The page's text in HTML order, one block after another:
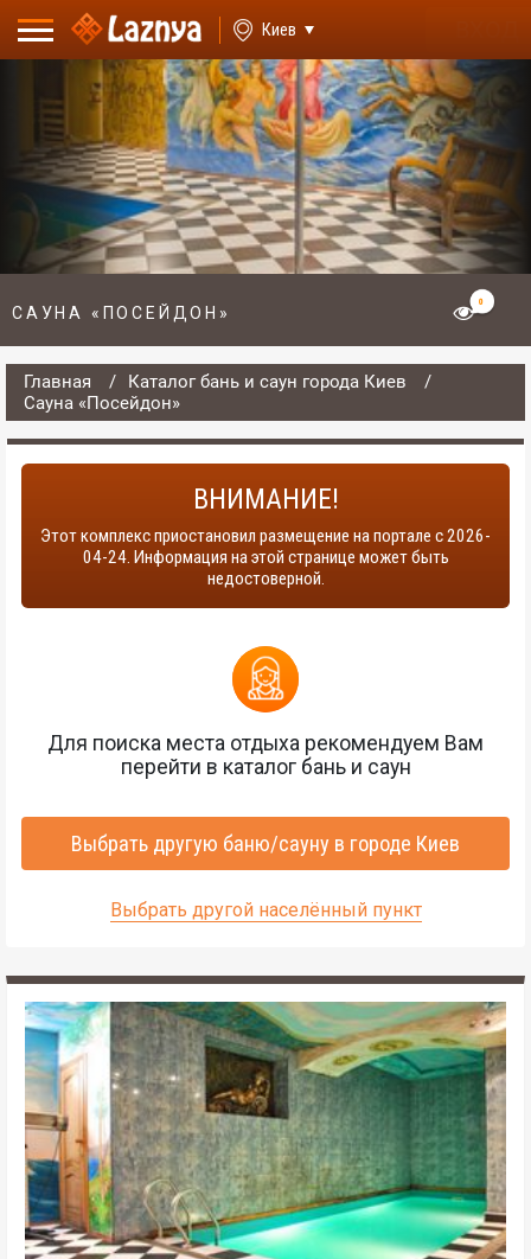
Киев
САУНА «ПОСЕЙДОН»
0
Главная
Каталог бань и саун города Киев
Сауна «Посейдон»
ВНИМАНИЕ!
Этот комплекс приостановил размещение на портале с 2026-
04-24. Информация на этой странице может быть
недостоверной.
Для поиска места отдыха рекомендуем Вам
перейти в каталог бань и саун
Выбрать другую баню/сауну в городе Киев
Выбрать другой населённый пункт